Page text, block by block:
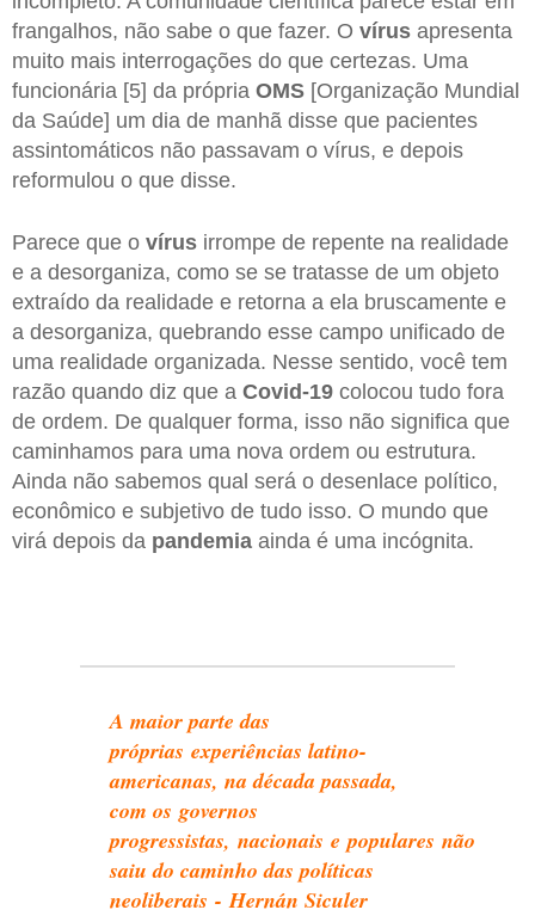
frangalhos, não sabe o que fazer. O vírus apresenta
muito mais interrogações do que certezas. Uma
funcionária [5] da própria OMS [Organização Mundial
da Saúde] um dia de manhã disse que pacientes
assintomáticos não passavam o vírus, e depois
reformulou o que disse.
Parece que o vírus irrompe de repente na realidade
e a desorganiza, como se se tratasse de um objeto
extraído da realidade e retorna a ela bruscamente e
a desorganiza, quebrando esse campo unificado de
uma realidade organizada. Nesse sentido, você tem
razão quando diz que a Covid-19 colocou tudo fora
de ordem. De qualquer forma, isso não significa que
caminhamos para uma nova ordem ou estrutura.
Ainda não sabemos qual será o desenlace político,
econômico e subjetivo de tudo isso. O mundo que
virá depois da pandemia ainda é uma incógnita.
A maior parte das
próprias experiências latino-
americanas, na década passada,
com os governos
progressistas, nacionais e populares não
saiu do caminho das políticas
neoliberais - Hernán Siculer